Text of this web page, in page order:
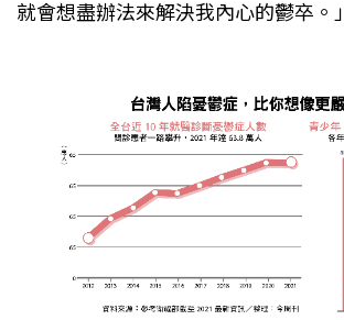
就會想盡辦法來解決我內心的鬱卒。」